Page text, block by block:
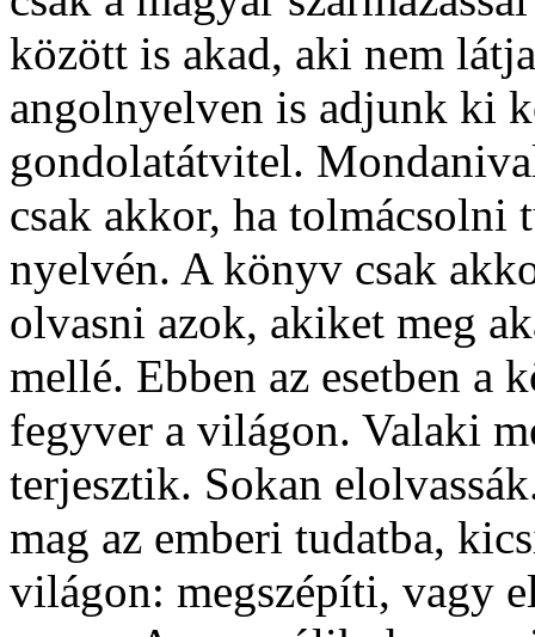
között is akad, aki nem
angolnyelven is adjunk ki
gondolatátvitel.
csak akkor, ha tolmácsolni
nyelvén. A könyv csak
olvasni azok, akiket meg
mellé. Ebben az esetben a
fegyver a világon. Valaki
terjesztik. Sokan
mag az emberi tudatba,
világon: megszépíti, vagy